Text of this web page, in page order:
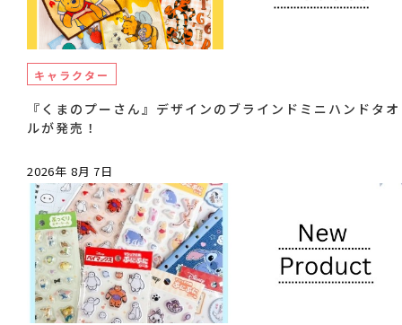
キャラクター
『くまのプーさん』デザインのブラインドミニハンドタオ
ルが発売！
2026年 8月 7日